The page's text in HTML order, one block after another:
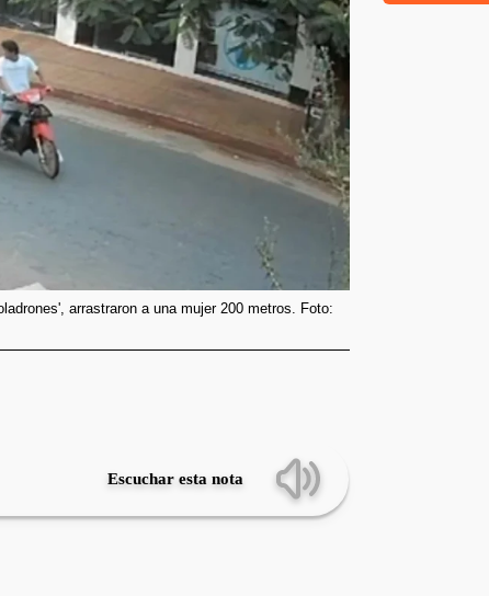
arrastraron a una mujer 200 metros. Foto:
Escuchar esta nota